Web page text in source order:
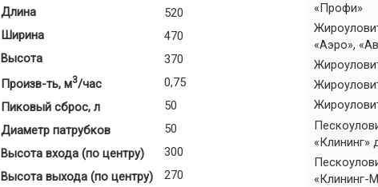
Длина
Ширина
Высота
Произв-ть, м3/час
Пиковый сброс, л
Диаметр патрубков
Высота входа (по центру)
Высота выхода (по центру)
520
470
370
0,75
50
50
300
270
«Профи»
«Аэро»,
«Клининг»
«Клининг-